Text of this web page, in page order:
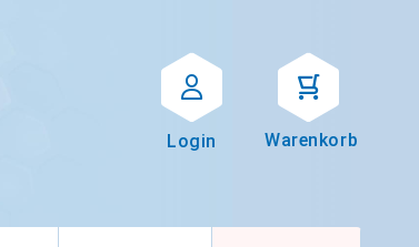
Login Warenkorb